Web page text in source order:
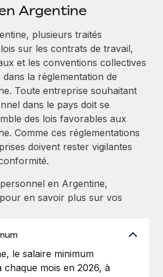
processus avec des outils essentiels
d’experts sur les RH à
conformité
de présélection des
sur les risques en
équipements informatiques
de la tech
vos opportunités de partenariat
Bientôt disponible
et automatisations assistées par
l'as de l'IA, a développé
% avec Remote
crée des infrastructures open
et les talents
Argentine
plusieurs traités
sur les contrats de travail,
et les conventions collectives
la réglementation de
Toute entreprise souhaitant
dans le pays doit se
des lois favorables aux
Comme ces réglementations
doivent rester vigilantes
en Argentine,
en savoir plus sur vos
le salaire minimum
chaque mois en 2026, à